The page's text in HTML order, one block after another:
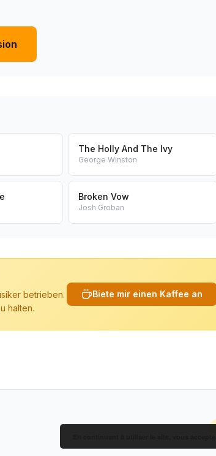
The Holly And The Ivy
George Winston
Broken Vow
Josh Groban
betrieben.
halten.
Biete mir einen Kaffee an